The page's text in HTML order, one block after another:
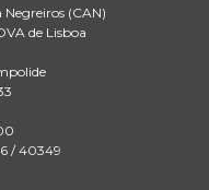
(CAN)
de Lisboa
/ 40349